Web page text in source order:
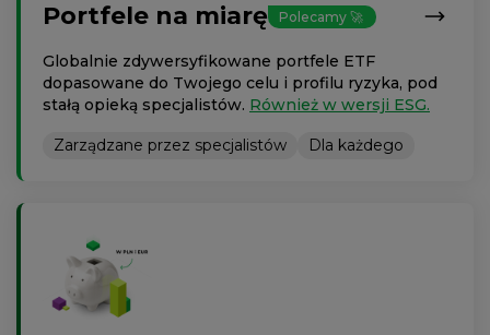
Portfele na miarę Polecamy 🚀
Globalnie zdywersyfikowane portfele ETF
dopasowane do Twojego celu i profilu ryzyka, pod
stałą opieką specjalistów. Również w wersji ESG.
Zarządzane przez specjalistów Dla każdego